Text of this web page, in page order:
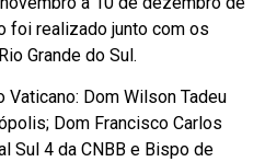
foi realizado junto com os
Grande do Sul.
Vaticano: Dom Wilson Tadeu
Dom Francisco Carlos
Sul 4 da CNBB e Bispo de